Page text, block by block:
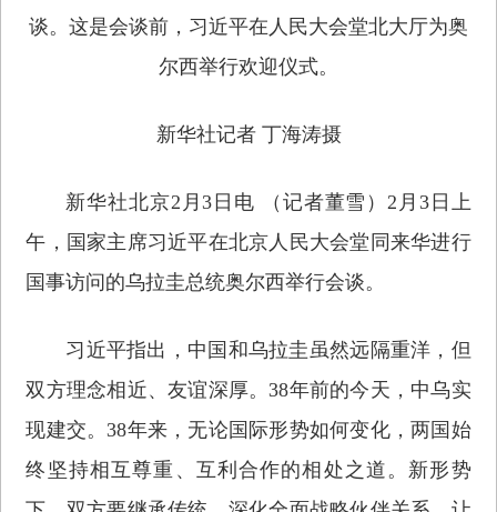
谈。这是会谈前，习近平在人民大会堂北大厅为奥
尔西举行欢迎仪式。
新华社记者 丁海涛摄
新华社北京2月3日电 （记者董雪）2月3日上
午，国家主席习近平在北京人民大会堂同来华进行
国事访问的乌拉圭总统奥尔西举行会谈。
习近平指出，中国和乌拉圭虽然远隔重洋，但
双方理念相近、友谊深厚。38年前的今天，中乌实
现建交。38年来，无论国际形势如何变化，两国始
终坚持相互尊重、互利合作的相处之道。新形势